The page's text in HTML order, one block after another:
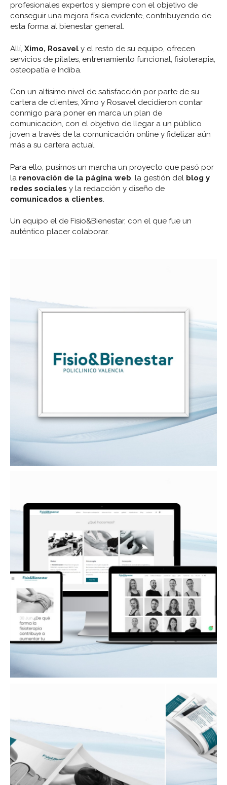
profesionales expertos y siempre con el objetivo de
conseguir una mejora física evidente, contribuyendo de
esta forma al bienestar general.
Allí, Ximo, Rosavel y el resto de su equipo, ofrecen
servicios de pilates, entrenamiento funcional, fisioterapia,
osteopatía e Indiba.
Con un altísimo nivel de satisfacción por parte de su
cartera de clientes, Ximo y Rosavel decidieron contar
conmigo para poner en marca un plan de
comunicación, con el objetivo de llegar a un público
joven a través de la comunicación online y fidelizar aún
más a su cartera actual.
Para ello, pusimos un marcha un proyecto que pasó por
la renovación de la página web , la gestión del blog y
redes sociales y la redacción y diseño de
comunicados a clientes
Un equipo el de Fisio&Bienestar, con el que fue un
auténtico placer colaborar.